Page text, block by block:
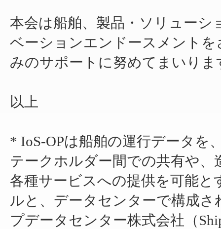
本会は船舶、製品・ソリュー
ベーションエンドースメント
みのサポートに努めてまいりま
以上
* IoS-OPは船舶の運行データを
テークホルダー間での共有や
各種サービスへの提供を可能
ルと、データセンターで構成
プデータセンター株式会社（